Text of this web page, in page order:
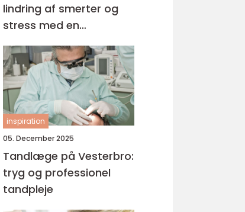
lindring af smerter og
stress med en
helhedsorienteret
tilgang
inspiration
05. December 2025
Tandlæge på Vesterbro:
tryg og professionel
tandpleje